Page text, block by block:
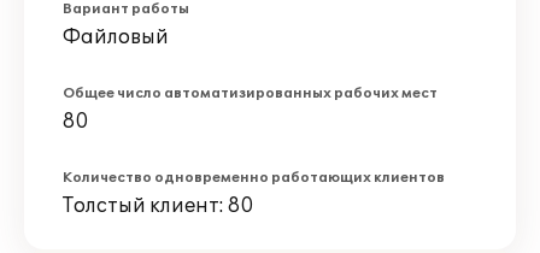
Вариант работы
Файловый
Общее число автоматизированных рабочих мест
80
Количество одновременно работающих клиентов
Толстый клиент: 80